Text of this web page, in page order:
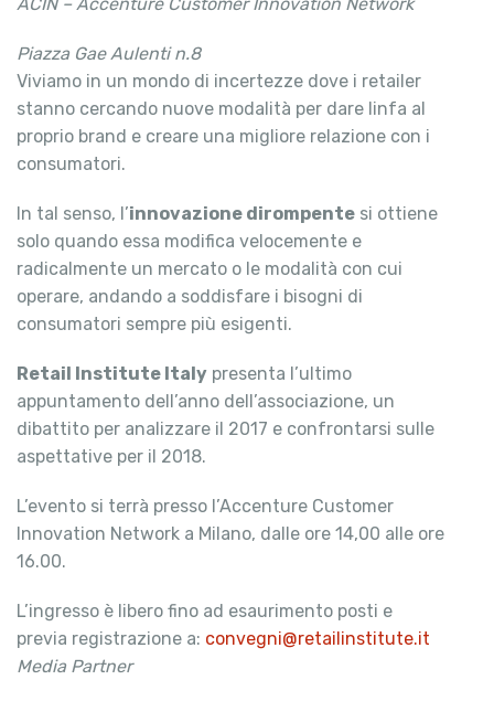
Piazza Gae Aulenti n.8
Viviamo in un mondo di incertezze dove i retailer
stanno cercando nuove modalità per dare linfa al
proprio brand e creare una migliore relazione con i
consumatori.
In tal senso, l’innovazione dirompente si ottiene
solo quando essa modifica velocemente e
radicalmente un mercato o le modalità con cui
operare, andando a soddisfare i bisogni di
consumatori sempre più esigenti.
Retail Institute Italy presenta l’ultimo
appuntamento dell’anno dell’associazione, un
dibattito per analizzare il 2017 e confrontarsi sulle
aspettative per il 2018.
L’evento si terrà presso l’Accenture Customer
Innovation Network a Milano, dalle ore 14,00 alle ore
16.00.
L’ingresso è libero fino ad esaurimento posti e
previa registrazione a: convegni@retailinstitute.it
Media Partner